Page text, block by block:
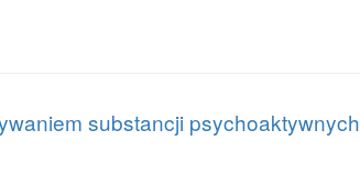
substancji psychoaktywnych